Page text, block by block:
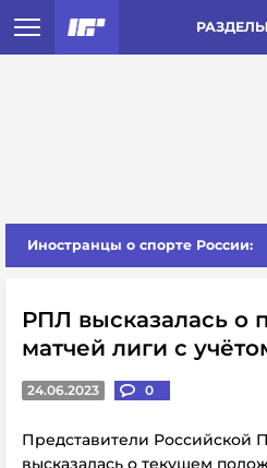
РАЗДЕЛЫ
Иностранцы о спорте России:
РПЛ высказалась о
матчей лиги с
24.06.2023 0
Представители Российской
высказалась о текущем